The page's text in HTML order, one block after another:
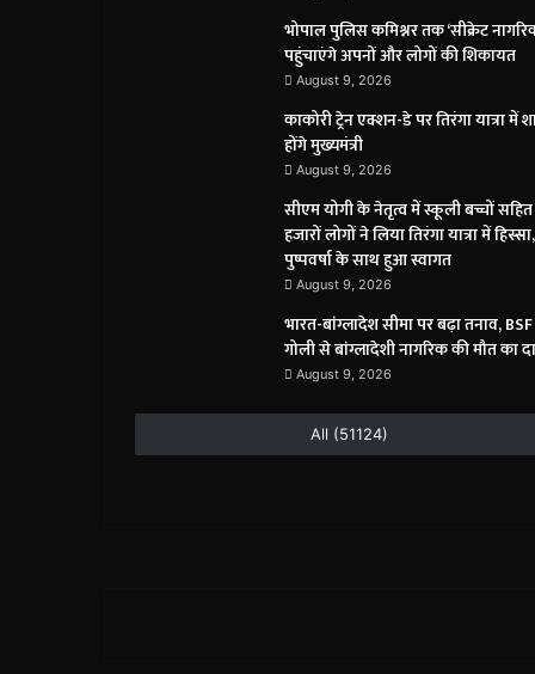
भोपाल पुलिस कमिश्नर तक ‘सीक्रेट
पहुंचाएंगे अपनों और लोगों की शिकायत
August 9, 2026
काकोरी ट्रेन एक्शन-डे पर तिरंगा यात्रा में
होंगे मुख्यमंत्री
August 9, 2026
सीएम योगी के नेतृत्व में स्कूली बच्चों सहित
हजारों लोगों ने लिया तिरंगा यात्रा में हिस्सा,
पुष्पवर्षा के साथ हुआ स्वागत
August 9, 2026
भारत-बांग्लादेश सीमा पर बढ़ा तनाव,
गोली से बांग्लादेशी नागरिक की मौत का
August 9, 2026
All (51124)